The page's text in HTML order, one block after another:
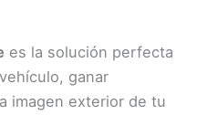
es la solución perfecta
ganar
imagen exterior de tu